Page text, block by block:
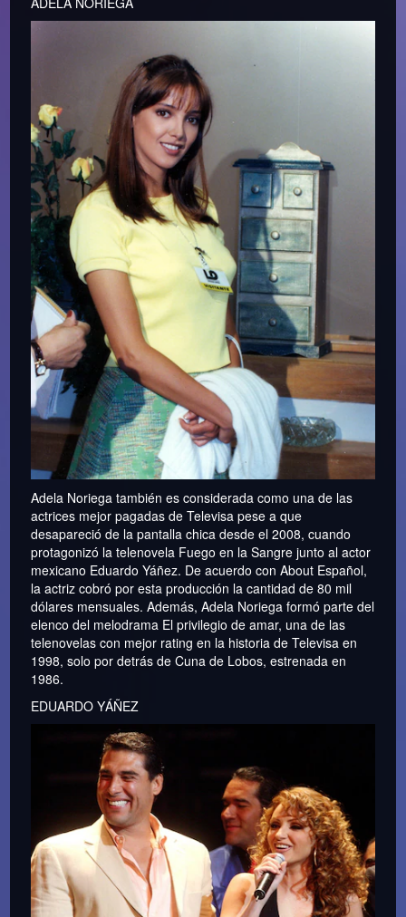
Adela Noriega también es considerada como una de las
actrices mejor pagadas de Televisa pese a que
desapareció de la pantalla chica desde el 2008, cuando
protagonizó la telenovela Fuego en la Sangre junto al actor
mexicano Eduardo Yáñez. De acuerdo con About Español,
la actriz cobró por esta producción la cantidad de 80 mil
dólares mensuales. Además, Adela Noriega formó parte del
elenco del melodrama El privilegio de amar, una de las
telenovelas con mejor rating en la historia de Televisa en
1998, solo por detrás de Cuna de Lobos, estrenada en
1986.
EDUARDO YÁÑEZ